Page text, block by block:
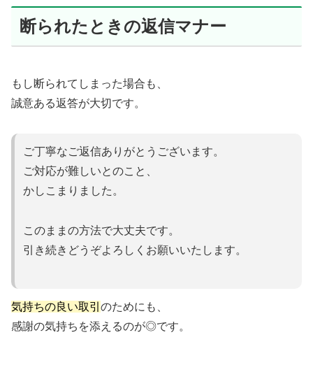
断られたときの返信マナー
もし断られてしまった場合も、
誠意ある返答が大切です。
ご丁寧なご返信ありがとうございます。
ご対応が難しいとのこと、
かしこまりました。
このままの方法で大丈夫です。
引き続きどうぞよろしくお願いいたします。
気持ちの良い取引 のためにも、
感謝の気持ちを添えるのが◎です。